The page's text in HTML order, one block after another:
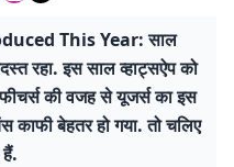
This Year: साल
रहा. इस साल व्हाट्सऐप को
की वजह से यूजर्स का इस
काफी बेहतर हो गया. तो चलिए